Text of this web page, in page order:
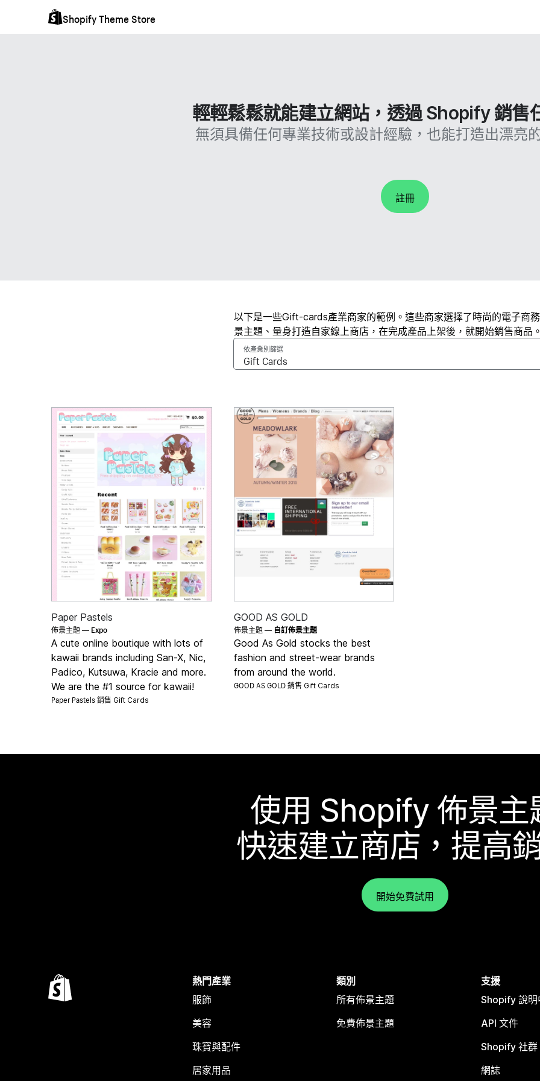
Shopify Theme Store
輕輕鬆鬆就能建立網站，透過 Shopify 銷售
無須具備任何專業技術或設計經驗，也能打造出漂亮
註冊
以下是一些Gift-cards產業商家的範例。這些商家選擇了時尚的電子商
景主題、量身打造自家線上商店，在完成產品上架後，就開始銷售商品
依產業別篩選
Paper Pastels
佈景主題 —Expo
A cute online boutique with lots of
kawaii brands including San-X, Nic,
Padico, Kutsuwa, Kracie and more.
We are the #1 source for kawaii!
Paper Pastels 銷售 Gift Cards
GOOD AS GOLD
佈景主題 — 自訂佈景主題
Good As Gold stocks the best
fashion and street-wear brands
from around the world.
GOOD AS GOLD 銷售 Gift Cards
使用 Shopify 佈景主
快速建立商店，提高
開始免費試用
熱門產業
服飾
美容
珠寶與配件
居家用品
類別
所有佈景主題
免費佈景主題
支援
Shopify 說明
API 文件
Shopify 社群
網誌